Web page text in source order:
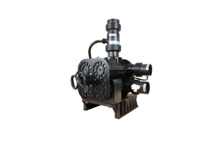
Válvula Manual Para
Suavización 61240(F112AS)
Montaje superior
Entrada/Salida DN65
DN65
Montaje superior,